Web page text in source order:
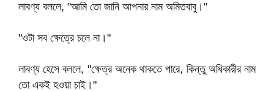
লাবণ্য বললে, "আমি তো জানি আপনার নাম অমিতবাবু।"
"ওটা সব ক্ষেত্রে চলে না।"
লাবণ্য হেসে বললে, "ক্ষেত্র অনেক থাকতে পারে, কিন্তু অধিকারীর নাম
তো একই হওয়া চাই।"